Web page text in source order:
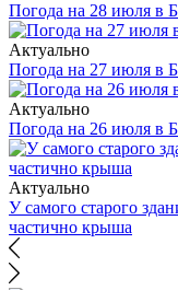
Погода на 28 июля в
Актуально
Погода на 27 июля в
Актуально
Погода на 26 июля в
Актуально
У самого старого
частично крыша